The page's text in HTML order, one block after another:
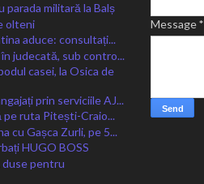
militară la Balș
olteni
aduce: consultați...
judecată, sub contro...
casei, la Osica de
prin serviciile AJ...
pe ruta Pitești-Craio...
cu Gașca Zurli, pe 5...
HUGO BOSS
pentru
Message*